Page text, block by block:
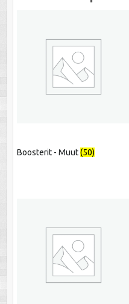
Boosterit - Muut(50)